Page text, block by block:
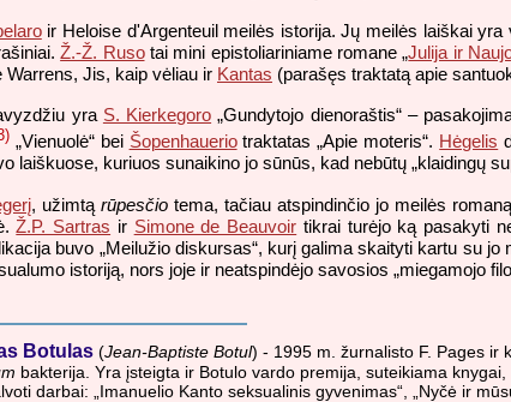
ir Heloise d'Argenteuil meilės istorija. Jų meilės laiškai
Ž.-Ž. Rusotai mini epistoliariniame romane „Julija ir
Warrens, Jis, kaip vėliau ir Kantas (parašęs traktatą apie
yra S. Kierkegoro „Gundytojo dienoraštis“ –
„Vienuolė“ bei Šopenhaueriotraktatas „Apie moteris“. Hėgelis
laiškuose, kuriuos sunaikino jo sūnūs, kad nebūtų „klaidingų
, užimtą rūpesčiotema, tačiau atspindinčio jo meilės
Ž.P. Sartras ir Simone de Beauvoir tikrai turėjo ką pasakyti
buvo „Meilužio diskursas“, kurį galima skaityti kartu su
istoriją, nors joje ir neatspindėjo savosios „miegamojo
Botulas (Jean-Baptiste Botul) - 1995 m. žurnalisto F. Pages ir
bakterija. Yra įsteigta ir Botulo vardo premija, suteikiama
darbai: „Imanuelio Kanto seksualinis gyvenimas“, „Nyčė ir